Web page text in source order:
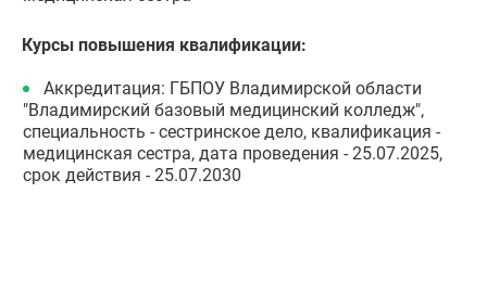
Курсы повышения квалификации:
Аккредитация: ГБПОУ Владимирской области
"Владимирский базовый медицинский колледж",
специальность - сестринское дело, квалификация -
медицинская сестра, дата проведения - 25.07.2025,
срок действия - 25.07.2030